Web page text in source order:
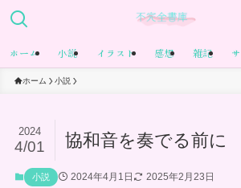
ホーム 小説 イラスト 感想 雑記
ホーム 小説
協和音を奏でる前に
2024
4/01
小説 2024年4月1日 2025年2月23日